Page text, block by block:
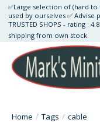
✅Large selection of (hard
used by ourselves ✅
TRUSTED SHOPS - rating :
shipping from own stock
Home / Tags / cable